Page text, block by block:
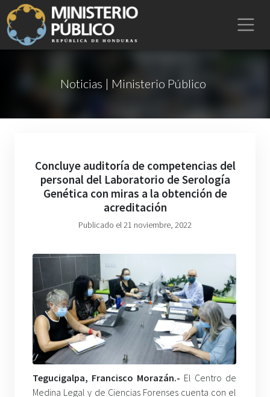
Noticias | Ministerio Público
Concluye auditoría de competencias del
personal del Laboratorio de Serología
Genética con miras a la obtención de
acreditación
Publicado el 21 noviembre, 2022
Tegucigalpa, Francisco Morazán.- El Centro de
Medina Legal y de Ciencias Forenses cuenta con el